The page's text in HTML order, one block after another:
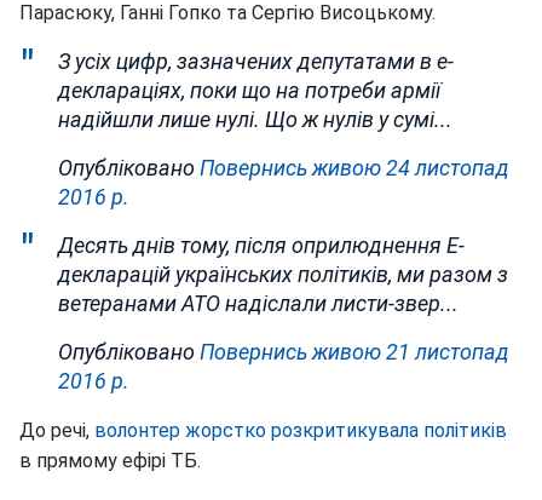
Парасюку, Ганні Гопко та Сергію Висоцькому.
З усіх цифр, зазначених депутатами в е-
деклараціях, поки що на потреби армії
надійшли лише нулі. Що ж нулів у сумі...
ОпублікованоПовернись живою24 листопад
2016 р.
Десять днів тому, після оприлюднення Е-
декларацій українських політиків, ми разом з
ветеранами АТО надіслали листи-звер...
ОпублікованоПовернись живою21 листопад
2016 р.
До речі, волонтер жорстко розкритикувала політиків
в прямому ефірі ТБ.